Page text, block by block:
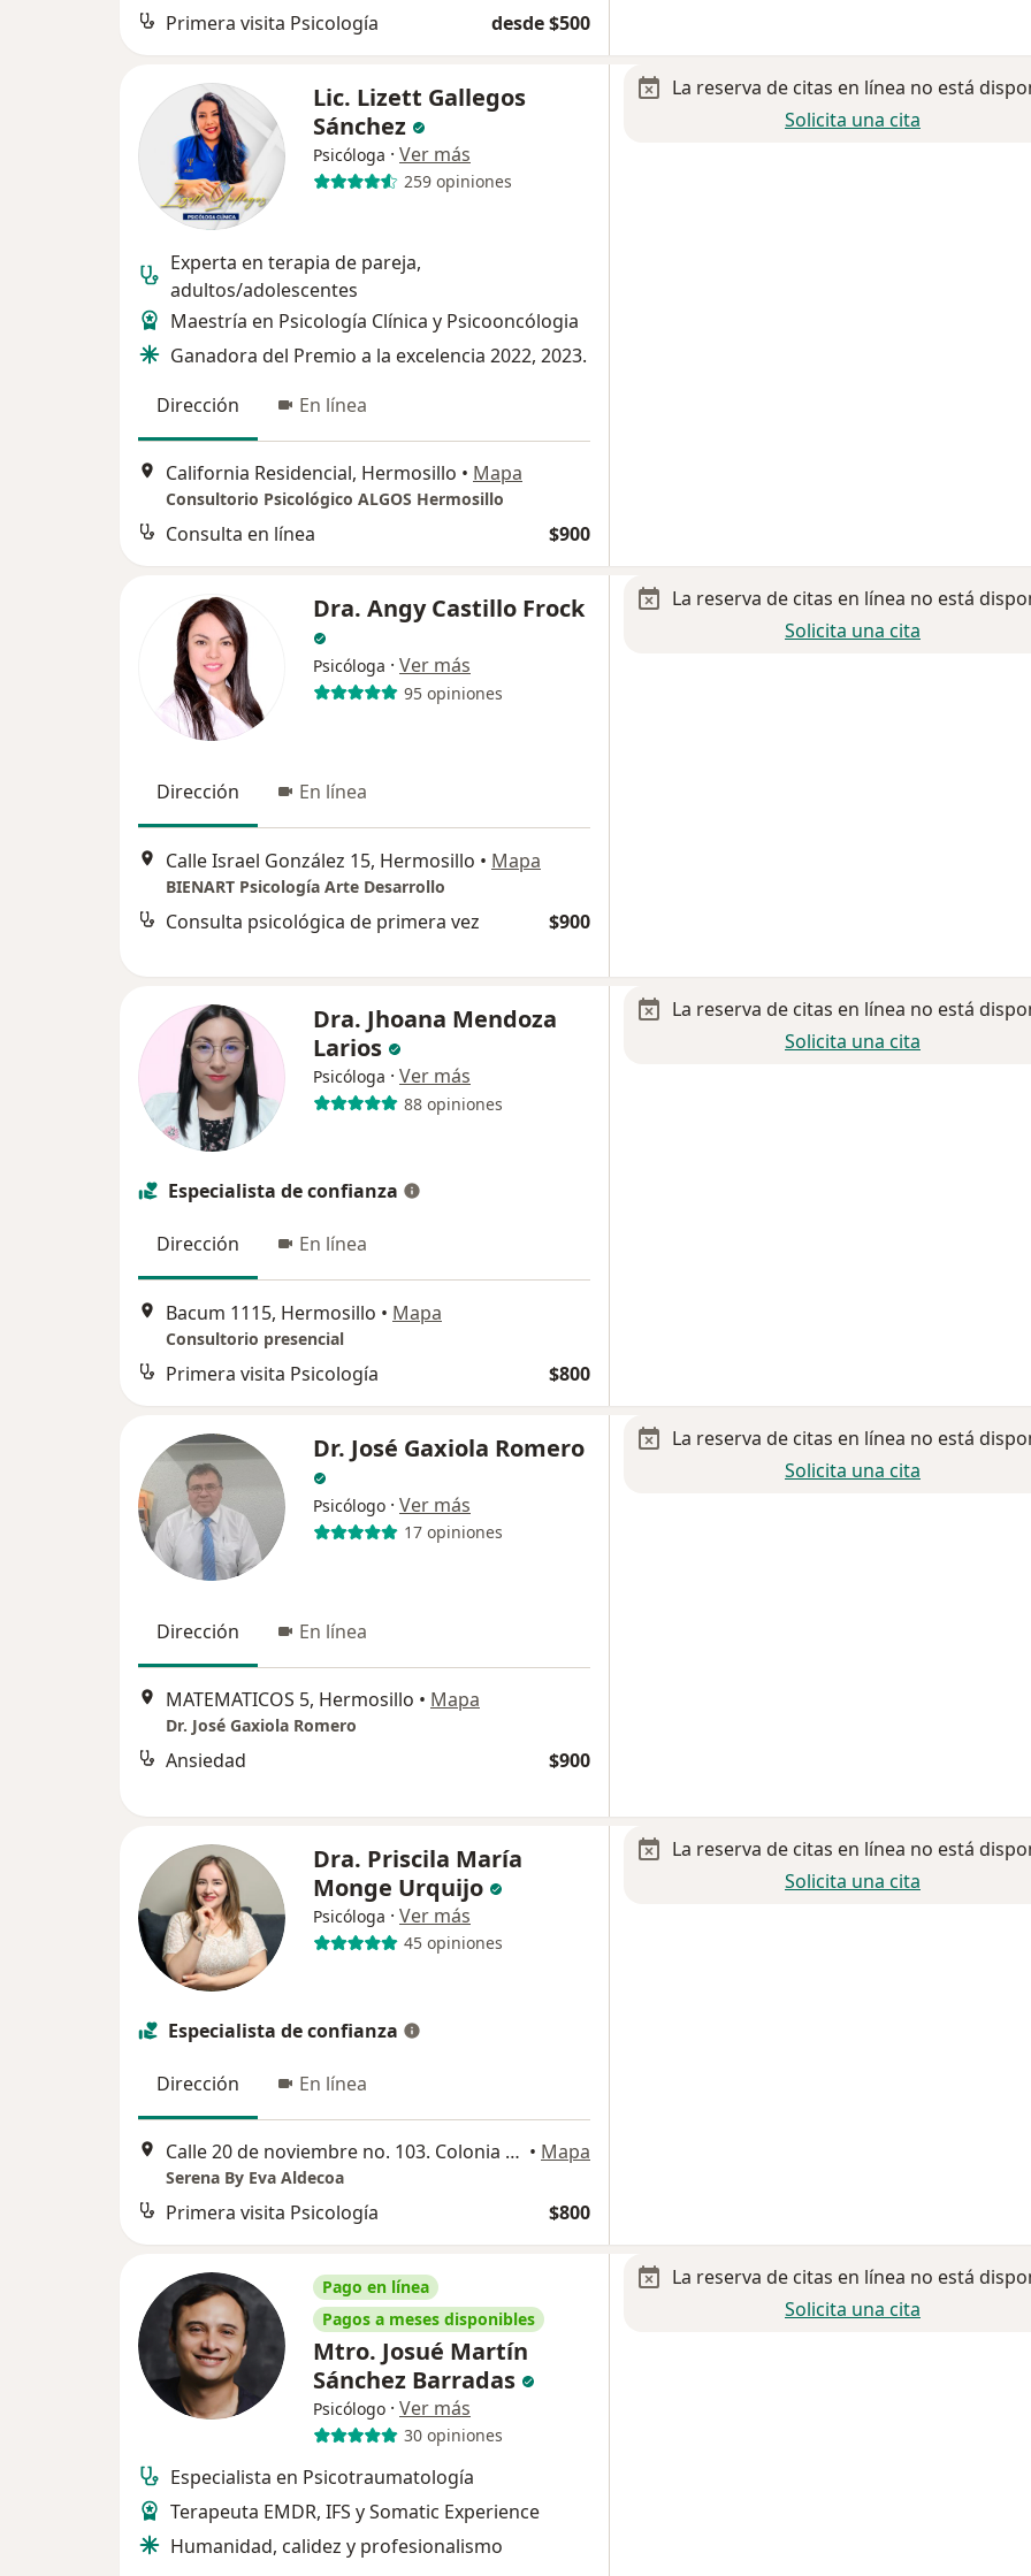
Primera visita Psicología desde $500
Lic. Lizett Gallegos
Sánchez
Psicóloga · Ver más
259 opiniones
Experta en terapia de pareja,
adultos/adolescentes
Maestría en Psicología Clínica y Psicooncólogia
Ganadora del Premio a la excelencia 2022, 2023.
Dirección
En línea
California Residencial, Hermosillo • Mapa
Consultorio Psicológico ALGOS Hermosillo
Consulta en línea $900
La reserva de citas en línea no está
Solicita una cita
Dra. Angy Castillo Frock
Psicóloga · Ver más
95 opiniones
Dirección En línea
Calle Israel González 15, Hermosillo • Mapa
BIENART Psicología Arte Desarrollo
Consulta psicológica de primera vez $900
La reserva de citas en línea no está
Solicita una cita
Dra. Jhoana Mendoza
Larios
Psicóloga · Ver más
88 opiniones
Especialista de confianza
Dirección En línea
Bacum 1115, Hermosillo • Mapa
Consultorio presencial
Primera visita Psicología $800
La reserva de citas en línea no está
Solicita una cita
Dr. José Gaxiola Romero
Psicólogo · Ver más
17 opiniones
Dirección En línea
MATEMATICOS 5, Hermosillo • Mapa
Dr. José Gaxiola Romero
Ansiedad $900
La reserva de citas en línea no está
Solicita una cita
Dra. Priscila María
Monge Urquijo
Psicóloga · Ver más
45 opiniones
Especialista de confianza
Dirección En línea
Calle 20 de noviembre no. 103. Colonia 5 de mayo. Entre Blvd. Kino y Nayarit, Hermosillo • Mapa
Serena By Eva Aldecoa
Primera visita Psicología $800
La reserva de citas en línea no está
Solicita una cita
Pago en línea
Pagos a meses disponibles
Mtro. Josué Martín
Sánchez Barradas
Psicólogo · Ver más
30 opiniones
Especialista en Psicotraumatología
Terapeuta EMDR, IFS y Somatic Experience
Humanidad, calidez y profesionalismo
La reserva de citas en línea no está
Solicita una cita